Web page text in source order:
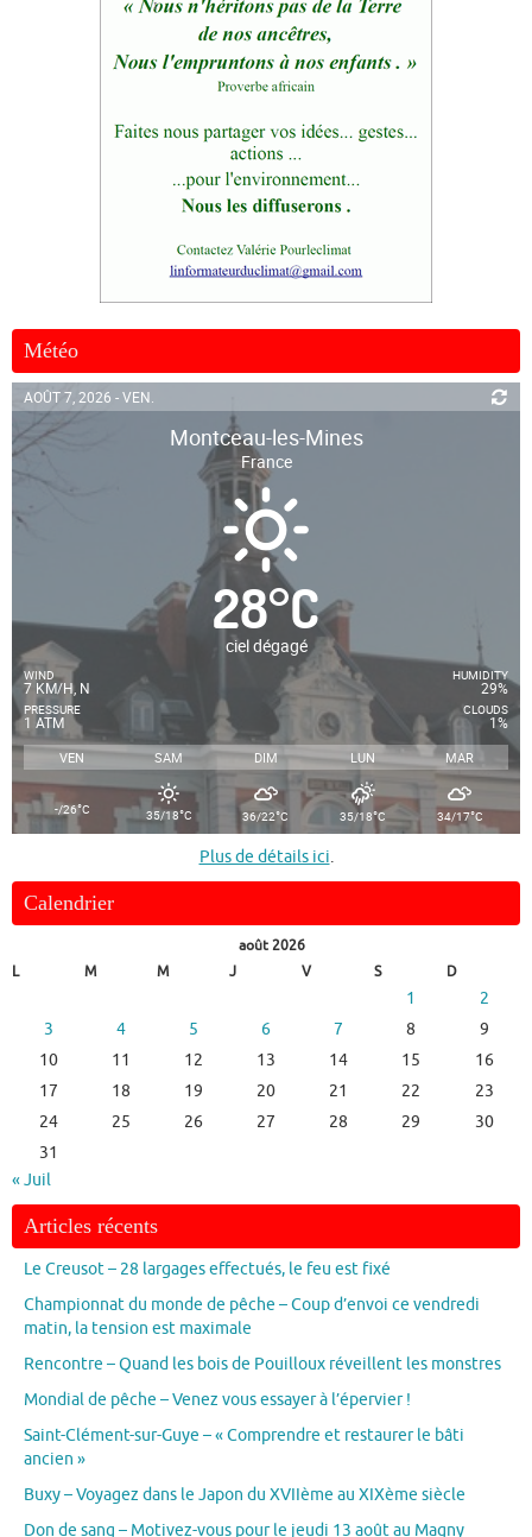
Météo
AOÛT 7, 2026 - VEN.
Montceau-les-Mines
France
28°C
ciel dégagé
WIND
7 KM/H, N
PRESSURE
1 ATM
HUMIDITY
29%
CLOUDS
1%
VEN SAM DIM LUN MAR
-/26°C 35/18°C 36/22°C 35/18°C 34/17°C
Plus de détails ici.
Calendrier
août 2026
L
M M J V S D
1
2
3
4 5 6 7 8
9
10
11 12 13 14 15
16
17
18 19 20 21 22
23
24
25 26 27 28 29
30
31
« Juil
Articles récents
Le Creusot – 28 largages effectués, le feu est fixé
Championnat du monde de pêche – Coup d’envoi ce vendredi
matin, la tension est maximale
Rencontre – Quand les bois de Pouilloux réveillent les monstres
Mondial de pêche – Venez vous essayer à l’épervier !
Saint-Clément-sur-Guye – « Comprendre et restaurer le bâti
ancien »
Buxy – Voyagez dans le Japon du XVIIème au XIXème siècle
Don de sang – Motivez-vous pour le jeudi 13 août au Magny